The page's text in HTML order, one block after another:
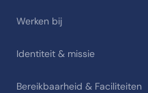
Werken bij
Identiteit & missie
Bereikbaarheid & Faciliteiten